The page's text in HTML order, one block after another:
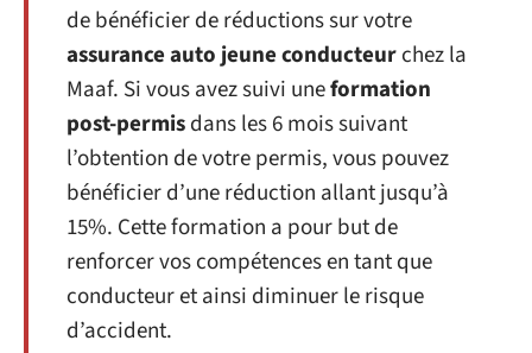
de bénéficier de réductions sur votre
assurance auto jeune conducteurchez la
Maaf. Si vous avez suivi uneformation
post-permisdans les 6 mois suivant
l’obtention de votre permis, vous pouvez
bénéficier d’une réduction allant jusqu’à
15%. Cette formation a pour but de
renforcer vos compétences en tant que
conducteur et ainsi diminuer le risque
d’accident.